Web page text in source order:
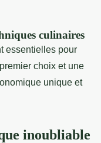
culinaires
essentielles pour
choix et une
unique et
inoubliable